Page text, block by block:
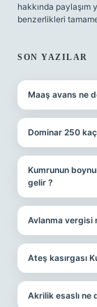
hakkında paylaşım
benzerlikleri
SON YAZILAR
Maaş avans ne
Dominar 250
Kumrunun
gelir ?
Avlanma vergisi
Ateş kasırgası
Akrilik esaslı ne